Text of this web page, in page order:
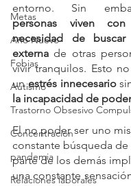
Metas
Año Nuevo
Fobias
Autismo
Trastorno Obsesivo
Concentración
pandemia
Relaciones laborales
entorno. Sin
personas viven
necesidad de
externa de otras
vivir tranquilos. Esto
un estrés innecesario
la incapacidad de
El no poder ser uno
constante búsqueda
parte de los demás
una constante